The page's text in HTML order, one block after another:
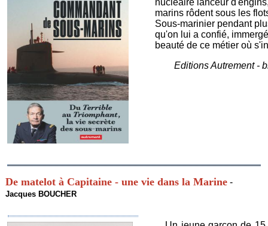
nucléaire lanceur
marins rôdent sous les
Sous-marinier pendant
qu'on lui a confié,
beauté de ce métier où
Editions Autrement -
De matelot à Capitaine - une vie dans la Marine -
Jacques BOUCHER